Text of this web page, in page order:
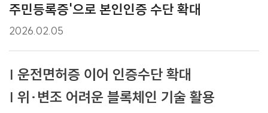
주민등록증'으로 본인인증 수단 확대
2026.02.05
| 운전면허증 이어 인증수단 확대
| 위·변조 어려운 블록체인 기술 활용